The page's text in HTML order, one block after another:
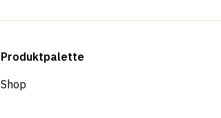
Produktpalette
Shop